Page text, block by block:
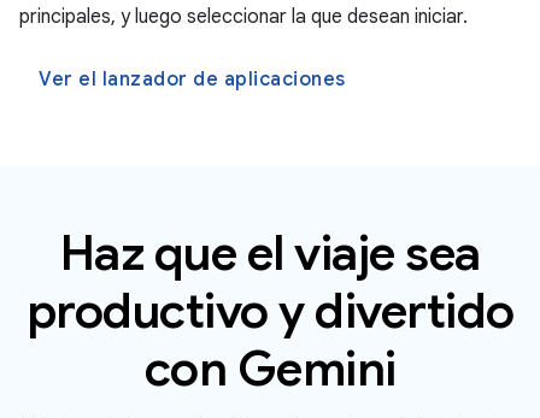
principales, y luego seleccionar la que desean iniciar.
Ver el lanzador de aplicaciones
Haz que el viaje sea
productivo y divertido
con Gemini